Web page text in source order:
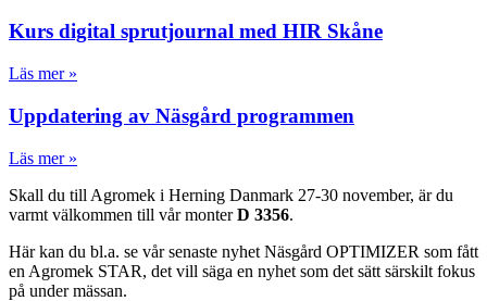
Kurs digital sprutjournal med HIR Skåne
Läs mer »
Uppdatering av Näsgård programmen
Läs mer »
Skall du till Agromek i Herning Danmark 27-30 november, är du
varmt välkommen till vår monterD 3356.
Här kan du bl.a. se vår senaste nyhet Näsgård OPTIMIZER som fått
en Agromek STAR, det vill säga en nyhet som det sätt särskilt fokus
på under mässan.